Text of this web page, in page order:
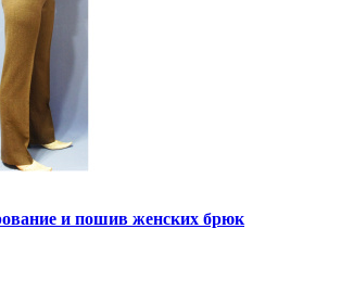
и пошив женских брюк